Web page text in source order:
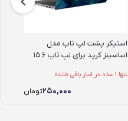
استیکر پشت لپ تاپ مدل
اساسینز کرید برای لپ تاپ 15.6
تنها 1 عدد در انبار باقی مانده
۲۵۰,۰۰۰تومان